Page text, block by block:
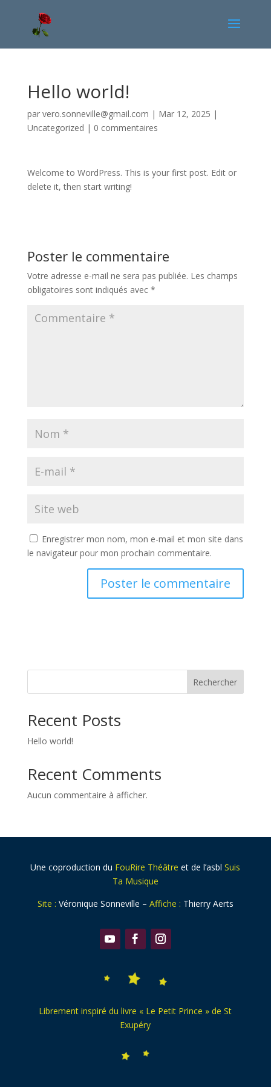
Hello world!
par vero.sonneville@gmail.com | Mar 12, 2025 |
Uncategorized | 0 commentaires
Welcome to WordPress. This is your first post. Edit or
delete it, then start writing!
Poster le commentaire
Votre adresse e-mail ne sera pas publiée. Les champs
obligatoires sont indiqués avec *
Enregistrer mon nom, mon e-mail et mon site dans
le navigateur pour mon prochain commentaire.
Rechercher
Recent Posts
Hello world!
Recent Comments
Aucun commentaire à afficher.
Une coproduction du FouRire Théâtre et de l’asblSuis
Ta Musique
Site : Véronique Sonneville – Affiche : Thierry Aerts
Librement inspiré du livre « Le Petit Prince » de St
Exupéry